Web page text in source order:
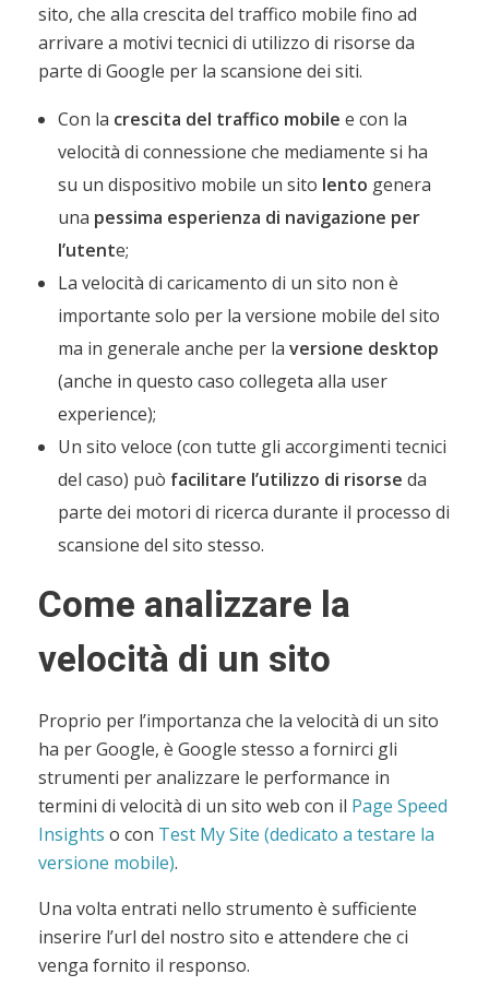
sito, che alla crescita del traffico mobile fino ad
arrivare a motivi tecnici di utilizzo di risorse da
parte di Google per la scansione dei siti.
Con la crescita del traffico mobile e con la
velocità di connessione che mediamente si ha
su un dispositivo mobile un sito lento genera
una pessima esperienza di navigazione per
l’utente;
La velocità di caricamento di un sito non è
importante solo per la versione mobile del sito
ma in generale anche per la versione desktop
(anche in questo caso collegeta alla user
experience);
Un sito veloce (con tutte gli accorgimenti tecnici
del caso) può facilitare l’utilizzo di risorse da
parte dei motori di ricerca durante il processo di
scansione del sito stesso.
Come analizzare la
velocità di un sito
Proprio per l’importanza che la velocità di un sito
ha per Google, è Google stesso a fornirci gli
strumenti per analizzare le performance in
termini di velocità di un sito web con il Page Speed
Insights o con Test My Site (dedicato a testare la
versione mobile).
Una volta entrati nello strumento è sufficiente
inserire l’url del nostro sito e attendere che ci
venga fornito il responso.